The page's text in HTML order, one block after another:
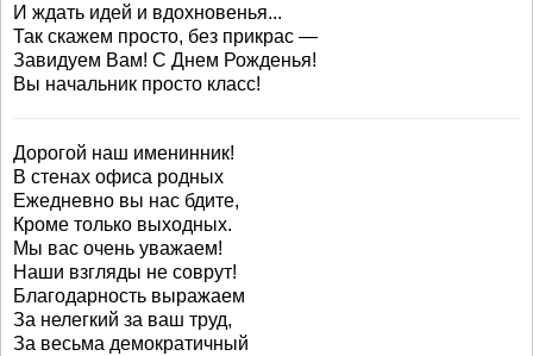
И ждать идей и вдохновенья...
Так скажем просто, без прикрас —
Завидуем Вам! С Днем Рожденья!
Вы начальник просто класс!
Дорогой наш именинник!
В стенах офиса родных
Ежедневно вы нас бдите,
Кроме только выходных.
Мы вас очень уважаем!
Наши взгляды не соврут!
Благодарность выражаем
За нелегкий за ваш труд,
За весьма демократичный